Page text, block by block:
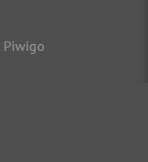
Piwigo